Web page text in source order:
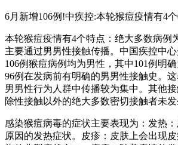
6月新增106例!中疾控:本轮猴痘疫情有4
本轮猴痘疫情有4个特点：绝大多数病例
主要通过男男性接触传播。中国疾控中
106例猴痘病例均为男性，其中101例明
96例在发病前有明确的男男性接触史。
男男性行为人群中传播较为集中。其他接
除性接触以外的绝大多数密切接触者未发
感染猴痘病毒的症状主要表现为：发热
原因的发热症状。皮疹：皮肤上会出现